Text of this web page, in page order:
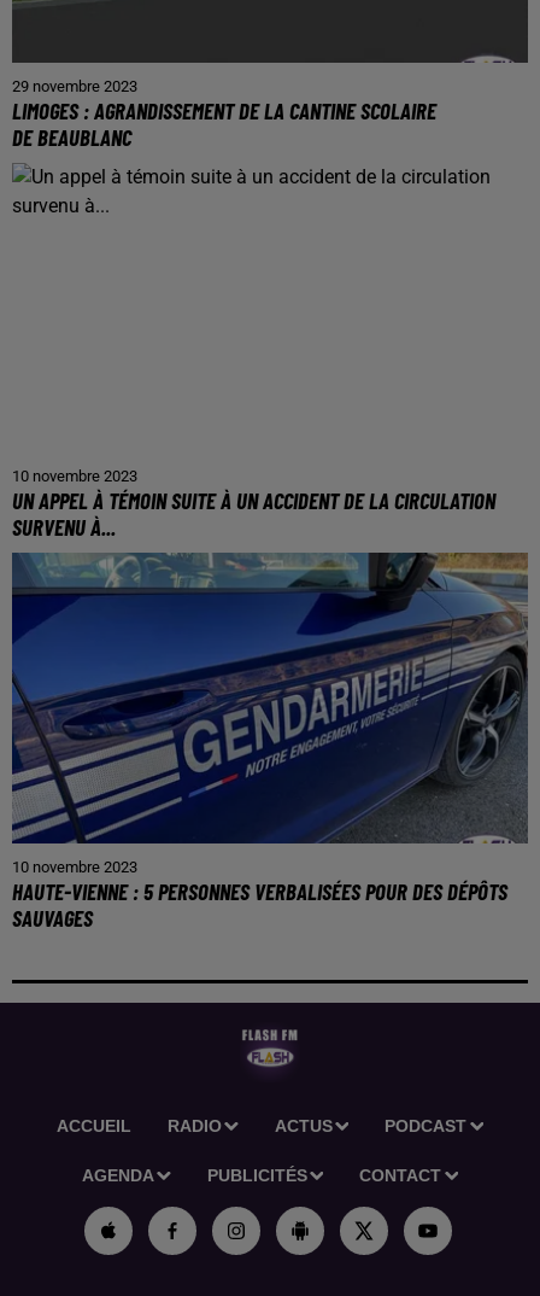
29 novembre 2023
LIMOGES : AGRANDISSEMENT DE LA CANTINE SCOLAIRE
DE BEAUBLANC
10 novembre 2023
UN APPEL À TÉMOIN SUITE À UN ACCIDENT DE LA CIRCULATION
SURVENU À...
10 novembre 2023
HAUTE-VIENNE : 5 PERSONNES VERBALISÉES POUR DES DÉPÔTS
SAUVAGES
ACCUEIL RADIO ACTUS PODCAST
AGENDA PUBLICITÉS CONTACT